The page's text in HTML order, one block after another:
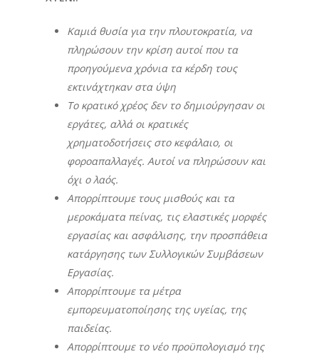
Καμιά θυσία για την πλουτοκρατία, να
πληρώσουν την κρίση αυτοί που τα
προηγούμενα χρόνια τα κέρδη τους
εκτινάχτηκαν στα ύψη
Το κρατικό χρέος δεν το δημιούργησαν οι
εργάτες, αλλά οι κρατικές
χρηματοδοτήσεις στο κεφάλαιο, οι
φοροαπαλλαγές. Αυτοί να πληρώσουν και
όχι ο λαός.
Απορρίπτουμε τους μισθούς και τα
μεροκάματα πείνας, τις ελαστικές μορφές
εργασίας και ασφάλισης, την προσπάθεια
κατάργησης των Συλλογικών Συμβάσεων
Εργασίας.
Απορρίπτουμε τα μέτρα
εμπορευματοποίησης της υγείας, της
παιδείας.
Απορρίπτουμε το νέο προϋπολογισμό της